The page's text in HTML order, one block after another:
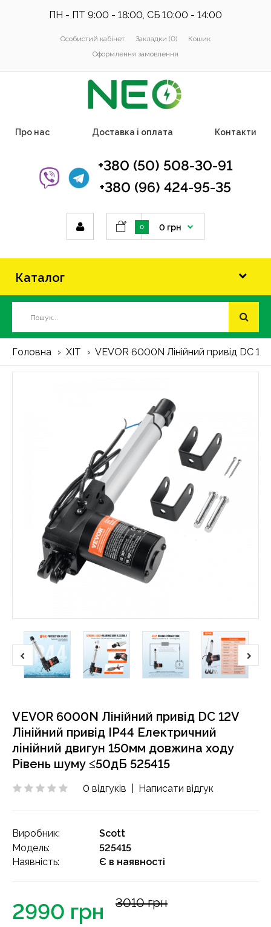
ПН - ПТ 9:00 - 18:00, СБ 10:00 - 14:00
Особистий кабінет Закладки (0)
Кошик
Оформлення замовлення
Про нас Доставка і оплата Контакти
+380 (50) 508-30-91
+380 (96) 424-95-35
0 0 грн
Каталог
Головна ХІТ VEVOR 6000N Лінійний привід DC
VEVOR 6000N Лінійний привід DC 12V
Лінійний привід IP44 Електричний
лінійний двигун 150мм довжина ходу
Рівень шуму ≤50дБ 525415
0 відгуків Написати відгук
Виробник:
Scott
Модель:
525415
Наявність:
Є в наявності
2990 грн 3010 грн